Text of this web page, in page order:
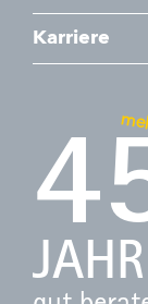
Karriere